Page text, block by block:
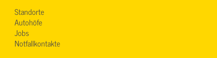
Standorte
Autohöfe
Jobs
Notfallkontakte